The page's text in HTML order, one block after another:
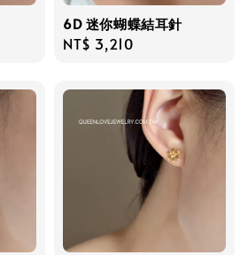
6D 迷你蝴蝶結耳針
Regular
NT$ 3,210